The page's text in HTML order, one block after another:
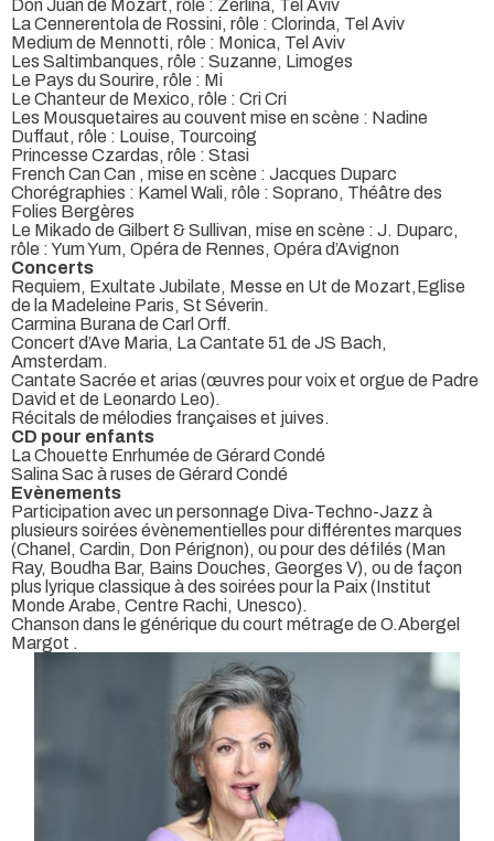
Don Juan de Mozart, rôle : Zerlina, Tel Aviv
La Cennerentola de Rossini, rôle : Clorinda, Tel Aviv
Medium de Mennotti, rôle : Monica, Tel Aviv
Les Saltimbanques, rôle : Suzanne, Limoges
Le Pays du Sourire, rôle : Mi
Le Chanteur de Mexico, rôle : Cri Cri
Les Mousquetaires au couvent mise en scène : Nadine
Duffaut, rôle : Louise, Tourcoing
Princesse Czardas, rôle : Stasi
French Can Can , mise en scène : Jacques Duparc
Chorégraphies : Kamel Wali, rôle : Soprano, Théâtre des
Folies Bergères
Le Mikado de Gilbert & Sullivan, mise en scène : J. Duparc,
rôle : Yum Yum, Opéra de Rennes, Opéra d’Avignon
Concerts
Requiem, Exultate Jubilate, Messe en Ut de Mozart,Eglise
de la Madeleine Paris, St Séverin.
Carmina Burana de Carl Orff.
Concert d’Ave Maria, La Cantate 51 de JS Bach,
Amsterdam.
Cantate Sacrée et arias (œuvres pour voix et orgue de Padre
David et de Leonardo Leo).
Récitals de mélodies françaises et juives.
CD pour enfants
La Chouette Enrhumée de Gérard Condé
Salina Sac à ruses de Gérard Condé
Evènements
Participation avec un personnage Diva-Techno-Jazz à
plusieurs soirées évènementielles pour différentes marques
(Chanel, Cardin, Don Pérignon), ou pour des défilés (Man
Ray, Boudha Bar, Bains Douches, Georges V), ou de façon
plus lyrique classique à des soirées pour la Paix (Institut
Monde Arabe, Centre Rachi, Unesco).
Chanson dans le générique du court métrage de O.Abergel
Margot .